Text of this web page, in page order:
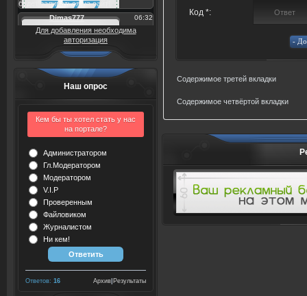
Для добавления необходима
авторизация
Наш опрос
Кем бы ты хотел стать у нас
на портале?
Администратором
Гл.Модератором
Модератором
V.I.P
Проверенным
Файловиком
Журналистом
Ни кем!
Ответов: 16 Результаты
Архив
Код *:
Содержимое третей вкладки
Содержимое четвёртой вкладки